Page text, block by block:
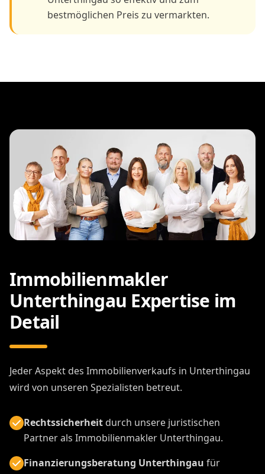
bestmöglichen Preis zu vermarkten.
Immobilienmakler
Unterthingau Expertise im
Detail
Jeder Aspekt des Immobilienverkaufs in Unterthingau
wird von unseren Spezialisten betreut.
Rechtssicherheitdurch unsere juristischen
Partner als Immobilienmakler Unterthingau.
Finanzierungsberatung Unterthingau für